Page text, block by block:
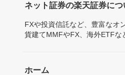
ネット証券の楽天証券に
FXや投資信託など、豊富なオ
貨建てMMFやFX、海外ETFな
ホーム